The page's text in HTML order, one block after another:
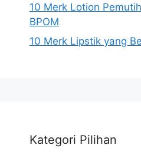
10 Merk Lotion
BPOM
10 Merk Lipstik yang
Kategori Pilihan